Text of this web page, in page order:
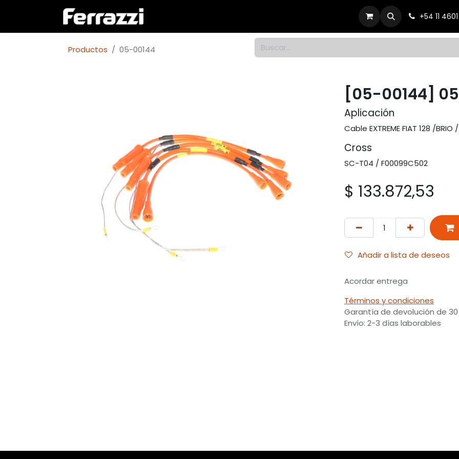
Contacto +54 11 4601
Productos 05-00144
[05-00144]
Aplicación
Cable EXTREME FIAT 128 /
Cross
SC-T04 / F00099C502
$ 133.872,53
Añadir a lista de deseos
Acordar entrega
Términos y condiciones
Garantía de devolución de
Envío: 2-3 días laborables